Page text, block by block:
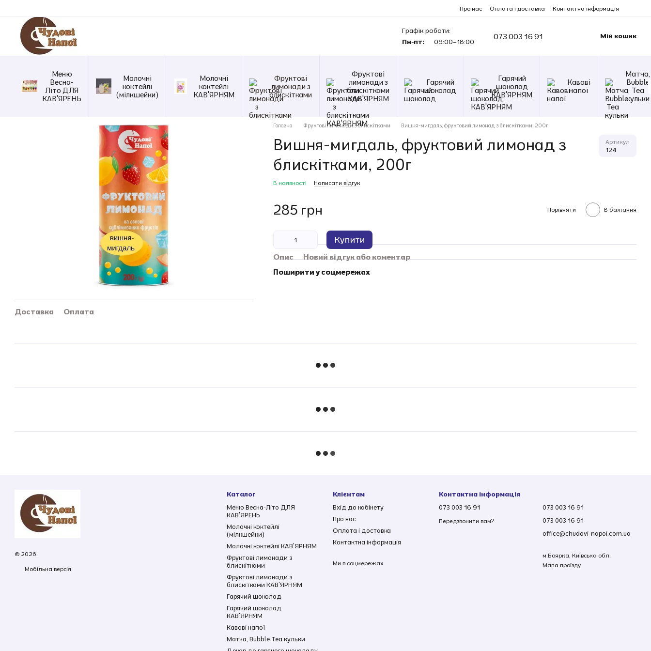
Про нас Оплата і доставка Контактна інформація
Графік роботи:
Пн-пт:
09:00–18:00
073 003 16 91 Мій кошик
Меню
Весна-
Літо ДЛЯ
КАВ'ЯРЕНЬ
Молочні
коктейлі
(мілкшейки)
Молочні
коктейлі
КАВ'ЯРНЯМ
Фруктові
лимонади з
блискітками
Фруктові
лимонади з
блискітками
КАВ'ЯРНЯМ
Гарячий
шоколад
Гарячий
шоколад
КАВ'ЯРНЯМ
Кавові
напої
Матча,
Bubble
Tea
кульки
Доставка Оплата
Головна Фруктові лимонади з блискітками Вишня-мигдаль, фруктовий лимонад з блискітками, 200г
Вишня-мигдаль, фруктовий лимонад з
блискітками, 200г
Артикул
124
В наявності Написати відгук
285 грн Порівняти В бажання
Купити
Опис
Новий відгук або коментар
Поширити у соцмережах
© 2026
Мобільна версія
Каталог
Меню Весна-Літо ДЛЯ
КАВ'ЯРЕНЬ
Молочні коктейлі
(мілкшейки)
Молочні коктейлі КАВ'ЯРНЯМ
Фруктові лимонади з
блискітками
Фруктові лимонади з
блискітками КАВ'ЯРНЯМ
Гарячий шоколад
Гарячий шоколад
КАВ'ЯРНЯМ
Кавові напої
Матча, Bubble Tea кульки
Клієнтам
Вхід до кабінету
Про нас
Оплата і доставка
Контактна інформація
Ми в соцмережах
Контактна інформація
073 003 16 91
Передзвонити вам?
073 003 16 91
073 003 16 91
office@chudovi-napoi.com.ua
м.Боярка, Київська обл.
Мапа проїзду